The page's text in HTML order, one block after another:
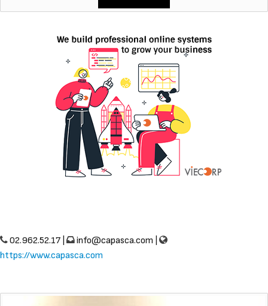
02.962.52.17 | info@capasca.com
https://www.capasca.com